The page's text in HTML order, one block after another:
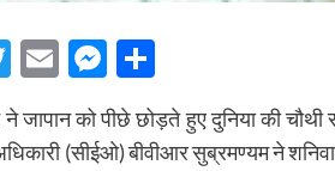
Twitter
EmailMessenger
ने जापान को पीछे छोड़ते हुए दुनिया की
(सीईओ) बीवीआर सुब्रमण्यम ने